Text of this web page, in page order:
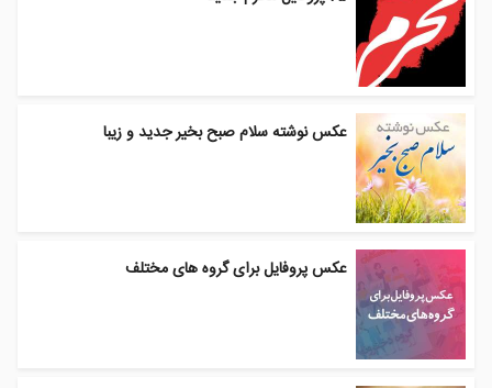
عکس نوشته سلام صبح بخیر جدید و زیبا
عکس پروفایل برای گروه های مختلف